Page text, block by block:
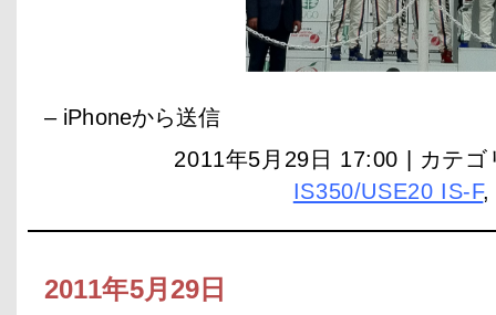
– iPhoneから送信
2011年5月29日 17:00 | カテゴ
IS350/USE20 IS-F
2011年5月29日